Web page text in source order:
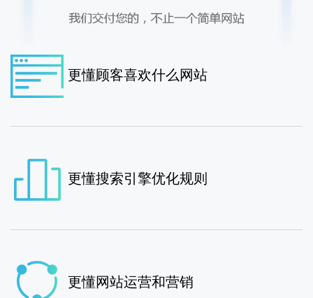
更懂顾客喜欢什么网站
更懂搜索引擎优化规则
更懂网站运营和营销